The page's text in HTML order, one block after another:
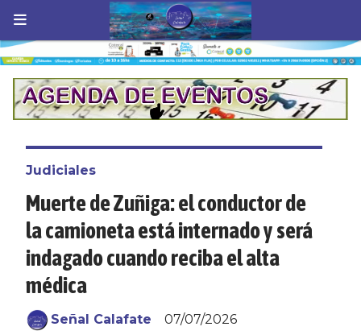
Muerte de Zuñiga: el conductor de
la camioneta está internado y será
indagado cuando reciba el alta
médica
Judiciales
07/07/2026
Señal Calafate